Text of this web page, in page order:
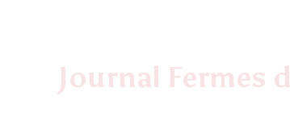
Journal Fermes